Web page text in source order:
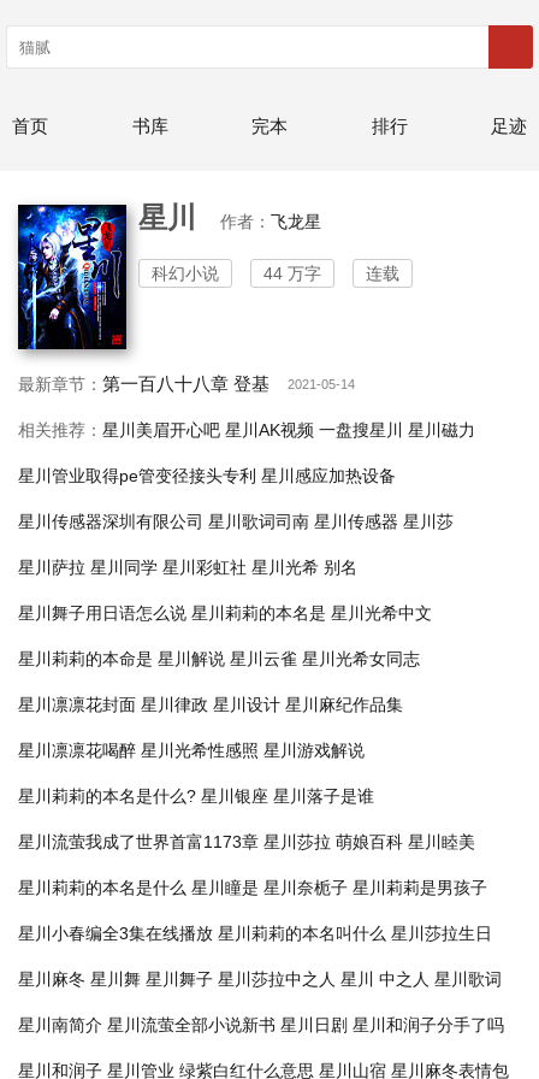
首页 书库 完本 排行 足迹
星川 作者： 飞龙星
科幻小说 44 万字 连载
最新章节： 第一百八十八章 登基 2021-05-14
相关推荐： 星川美眉开心吧 星川AK视频 一盘搜星川 星川磁力
星川管业取得pe管变径接头专利 星川感应加热设备
星川传感器深圳有限公司 星川歌词司南 星川传感器 星川莎
星川萨拉 星川同学 星川彩虹社 星川光希 别名
星川舞子用日语怎么说 星川莉莉的本名是 星川光希中文
星川莉莉的本命是 星川解说 星川云雀 星川光希女同志
星川凛凛花封面 星川律政 星川设计 星川麻纪作品集
星川凛凛花喝醉 星川光希性感照 星川游戏解说
星川莉莉的本名是什么? 星川银座 星川落子是谁
星川流萤我成了世界首富1173章 星川莎拉 萌娘百科 星川睦美
星川莉莉的本名是什么 星川瞳是 星川奈栀子 星川莉莉是男孩子
星川小春编全3集在线播放 星川莉莉的本名叫什么 星川莎拉生日
星川麻冬 星川舞 星川舞子 星川莎拉中之人 星川 中之人 星川歌词
星川南简介 星川流萤全部小说新书 星川日剧 星川和润子分手了吗
星川和润子 星川管业 绿紫白红什么意思 星川山宿 星川麻冬表情包